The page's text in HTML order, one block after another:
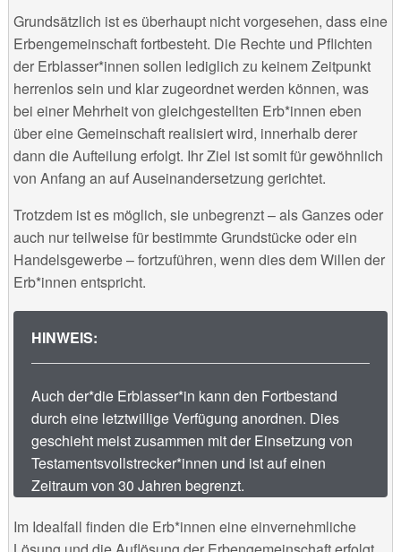
Grundsätzlich ist es überhaupt nicht vorgesehen, dass eine
Erbengemeinschaft fortbesteht. Die Rechte und Pflichten
der Erblasser*innen sollen lediglich zu keinem Zeitpunkt
herrenlos sein und klar zugeordnet werden können, was
bei einer Mehrheit von gleichgestellten Erb*innen eben
über eine Gemeinschaft realisiert wird, innerhalb derer
dann die Aufteilung erfolgt. Ihr Ziel ist somit für gewöhnlich
von Anfang an auf Auseinandersetzung gerichtet.
Trotzdem ist es möglich, sie unbegrenzt – als Ganzes oder
auch nur teilweise für bestimmte Grundstücke oder ein
Handelsgewerbe – fortzuführen, wenn dies dem Willen der
Erb*innen entspricht.
HINWEIS:
Auch der*die Erblasser*in kann den Fortbestand
durch eine letztwillige Verfügung anordnen. Dies
geschieht meist zusammen mit der Einsetzung von
Testamentsvollstrecker*innen und ist auf einen
Zeitraum von 30 Jahren begrenzt.
Im Idealfall finden die Erb*innen eine einvernehmliche